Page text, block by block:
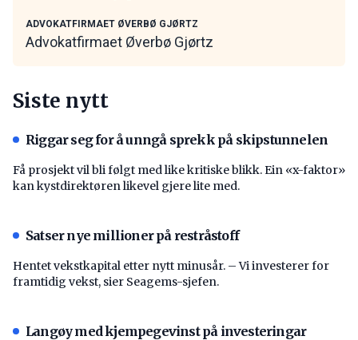
ADVOKATFIRMAET ØVERBØ GJØRTZ
Advokatfirmaet Øverbø Gjørtz
Siste nytt
Riggar seg for å unngå sprekk på skipstunnelen
Få prosjekt vil bli følgt med like kritiske blikk. Ein «x-faktor»
kan kystdirektøren likevel gjere lite med.
Satser nye millioner på restråstoff
Hentet vekstkapital etter nytt minusår. – Vi investerer for
framtidig vekst, sier Seagems-sjefen.
Langøy med kjempegevinst på investeringar